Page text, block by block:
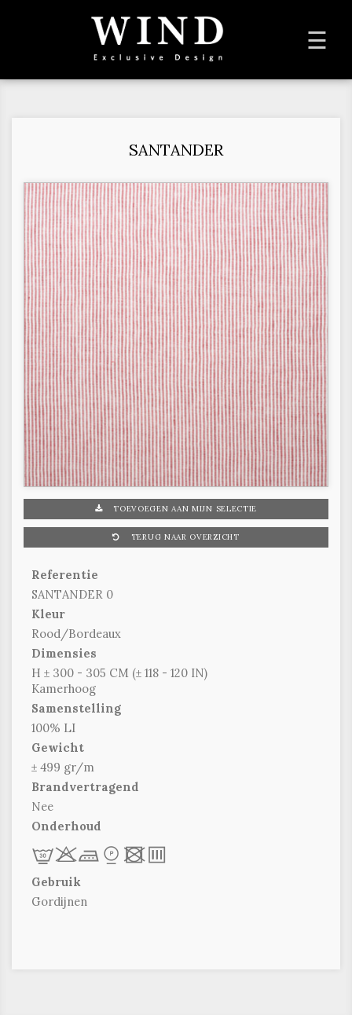
☰
SANTANDER
TOEVOEGEN AAN MIJN SELECTIE
TERUG NAAR OVERZICHT
Referentie
SANTANDER 0
Kleur
Rood/Bordeaux
Dimensies
H ± 300 - 305 CM (± 118 - 120 IN)
Kamerhoog
Samenstelling
100% LI
Gewicht
± 499 gr/m
Brandvertragend
Nee
Onderhoud
Lrd * xp
Gebruik
Gordijnen